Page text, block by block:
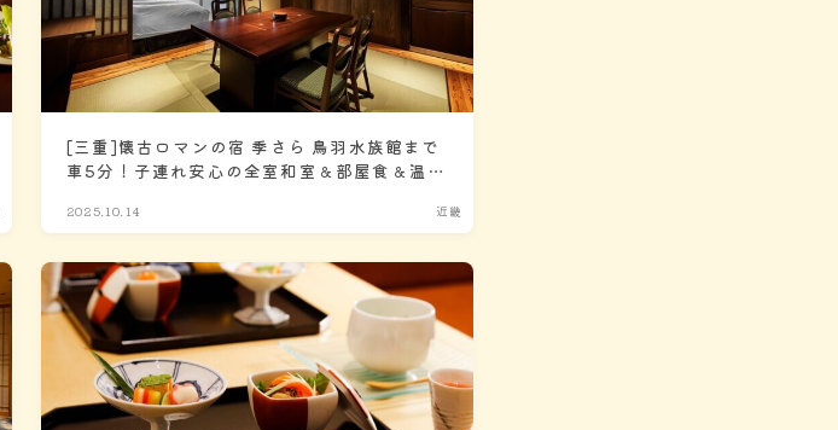
[三重]懐古ロマンの宿 季さら 鳥羽水族館まで
車5分！子連れ安心の全室和室＆部屋食＆温
2025.10.14 近畿